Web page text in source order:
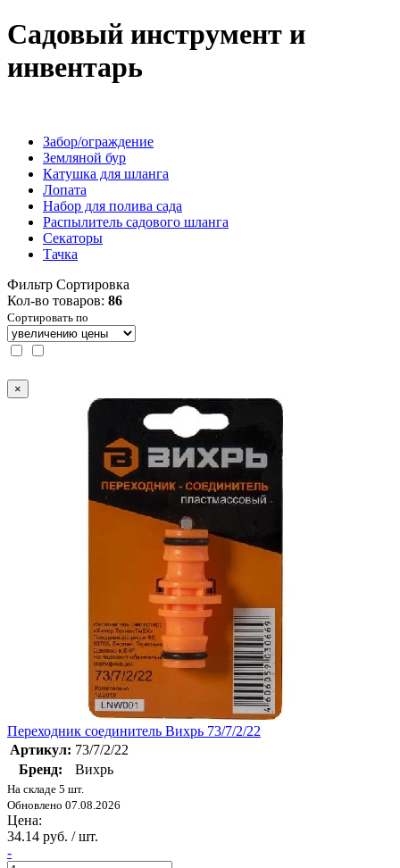
Садовый инструмент и
инвентарь
Забор/ограждение
Земляной бур
Катушка для шланга
Лопата
Набор для полива сада
Распылитель садового шланга
Секаторы
Тачка
Фильтр Сортировка
Кол-во товаров: 86
Сортировать по
×
Переходник соединитель Вихрь 73/7/2/22
Артикул: 73/7/2/22
Бренд:
Вихрь
На складе 5 шт.
Обновлено 07.08.2026
Цена:
34.14 руб. / шт.
-